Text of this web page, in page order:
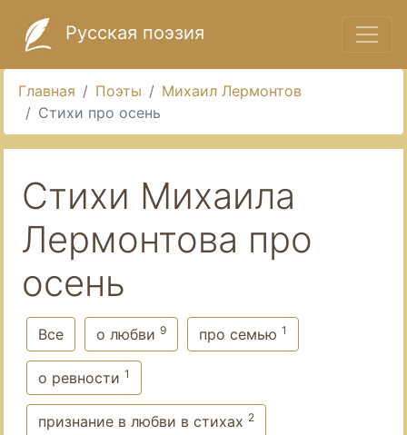
Русская поэзия
Главная Поэты
Михаил Лермонтов
Стихи про осень
Стихи Михаила
Лермонтова про
осень
Все о любви 9 про семью 1
о ревности 1
признание в любви в стихах 2